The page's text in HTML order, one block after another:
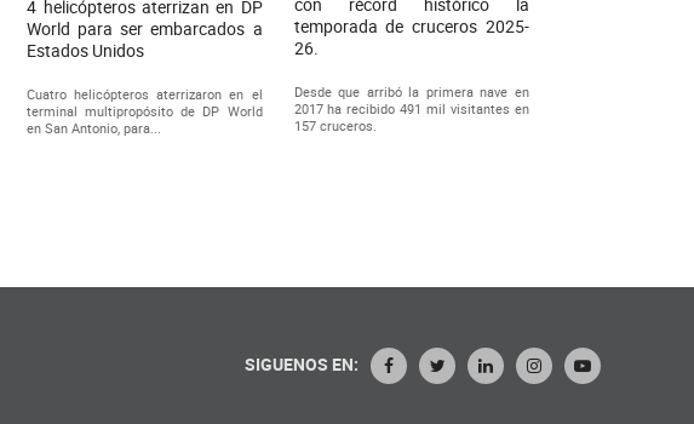
4 helicópteros aterrizan en DP
World para ser embarcados a
Estados Unidos
Cuatro helicópteros aterrizaron en el
terminal multipropósito de DP World
en San Antonio, para...
temporada de cruceros 2025-
26.
Desde que arribó la primera nave en
2017 ha recibido 491 mil visitantes en
157 cruceros.
SIGUENOS EN: